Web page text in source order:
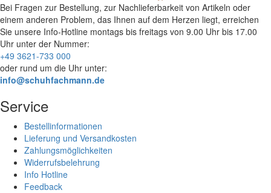
Bei Fragen zur Bestellung, zur Nachlieferbarkeit von Artikeln oder
einem anderen Problem, das Ihnen auf dem Herzen liegt, erreichen
Sie unsere Info-Hotline montags bis freitags von 9.00 Uhr bis 17.00
Uhr unter der Nummer:
+49 3621-733 000
oder rund um die Uhr unter:
info@schuhfachmann.de
Service
Bestellinformationen
Lieferung und Versandkosten
Zahlungsmöglichkeiten
Widerrufsbelehrung
Info Hotline
Feedback